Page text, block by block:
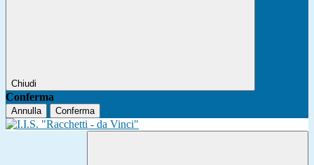
Chiudi
Conferma
Annulla Conferma